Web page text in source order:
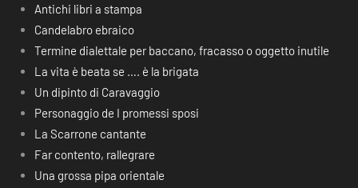
Antichi libri a stampa
Candelabro ebraico
Termine dialettale per baccano, fracasso o oggetto inutile
La vita è beata se …. è la brigata
Un dipinto di Caravaggio
Personaggio de I promessi sposi
La Scarrone cantante
Far contento, rallegrare
Una grossa pipa orientale